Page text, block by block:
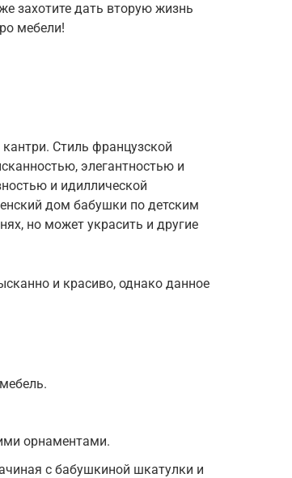
захотите дать вторую жизнь
мебели!
Стиль французской
элегантностью и
и идиллической
дом бабушки по детским
но может украсить и другие
и красиво, однако данное
орнаментами.
с бабушкиной шкатулки и